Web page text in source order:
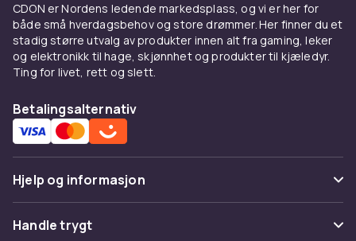
bomull er bærekraftig. Bomull-elastan gir
stretch.
Kombiner med
Under en blazer
ogskjørt.
Kjøp på CDON
Utforsktopperog
CDON er Nordens ledende markedsplass, og vi er her for
både små hverdagsbehov og store drømmer. Her finner du et
stadig større utvalg av produkter innen alt fra gaming, leker
og elektronikk til hage, skjønnhet og produkter til kjæledyr.
Ting for livet, rett og slett.
Betalingsalternativ
Hjelp og informasjon
Vanlige spørsmål
Handle trygt